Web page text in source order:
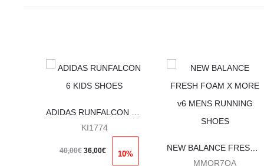
Αυτό
το
προϊόν
έχει
KI1774
40,00€ 36,00€ 10%
Αυτό
το
προϊόν
έχει
NEW BALANCE FRESH FOAM X MORE v6 MENS RUNNING SHOES
MMOR7OA